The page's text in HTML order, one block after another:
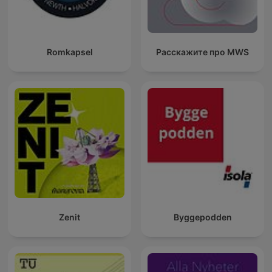
Romkapsel Расскажите про MWS
Zenit Byggepodden